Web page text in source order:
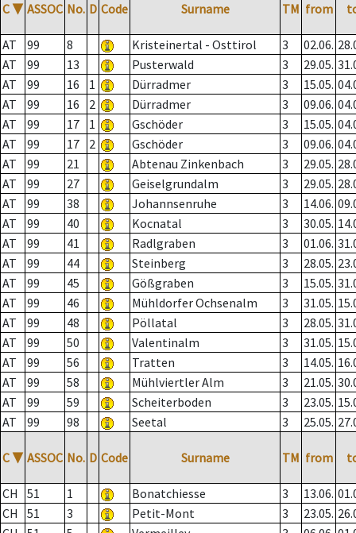
C ▼ ASSOC No. D Code Surname TM from
AT 99 8 Kristeinertal - Osttirol 3 02.06.
AT
99 13 Pusterwald 3 29.05.
AT
99 16 1 Dürradmer 3 15.05.
AT
99 16 2 Dürradmer 3 09.06.
AT
99 17 1 Gschöder 3 15.05.
AT
99 17 2 Gschöder 3 09.06.
AT
99 21 Abtenau Zinkenbach 3 29.05.
AT
99 27 Geiselgrundalm 3 29.05.
AT
99 38 Johannsenruhe 3 14.06.
AT
99 40 Kocnatal 3 30.05.
AT
99 41 Radlgraben 3 01.06.
AT
99 44 Steinberg 3 28.05.
AT
99 45 Gößgraben 3 15.05.
AT
99 46 Mühldorfer Ochsenalm 3 31.05.
AT
99 48 Pöllatal 3 28.05.
AT
99 50 Valentinalm 3 31.05.
AT
99 56 Tratten 3 14.05.
AT
99 58 Mühlviertler Alm 3 21.05.
AT
99 59 Scheiterboden 3 23.05.
AT
99 98 Seetal 3 25.05.
C ▼ ASSOC No. D Code Surname TM from
CH 51 1 Bonatchiesse 3 13.06.
CH
51 3 Petit-Mont 3 23.05.